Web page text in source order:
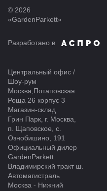
© 2026
«GardenParkett»
Разработано в
Центральный офис /
Шоу-рум
Москва,Потаповская
Роща 26 корпус 3
Магазин-склад
Грин Парк, г. Москва,
п. Щаповское, с.
Ознобишино, 191
Официальный дилер
GardenParkett
Владимирский тракт ш.
Автомагистраль
Москва - Нижний